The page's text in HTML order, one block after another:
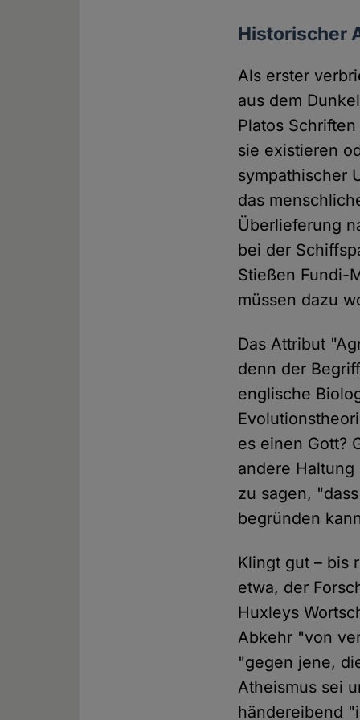
Historischer
Als erster
aus dem
Platos
sie existieren
sympathischer
das
Überlieferung
bei der
Stießen Fundi-
müssen dazu
Das Attribut
denn der
englische
es einen Gott?
andere
zu sagen,
begründen
Klingt gut – bis
etwa, der
Huxleys
Abkehr "von
"gegen jene,
Atheismus sei
händereibend